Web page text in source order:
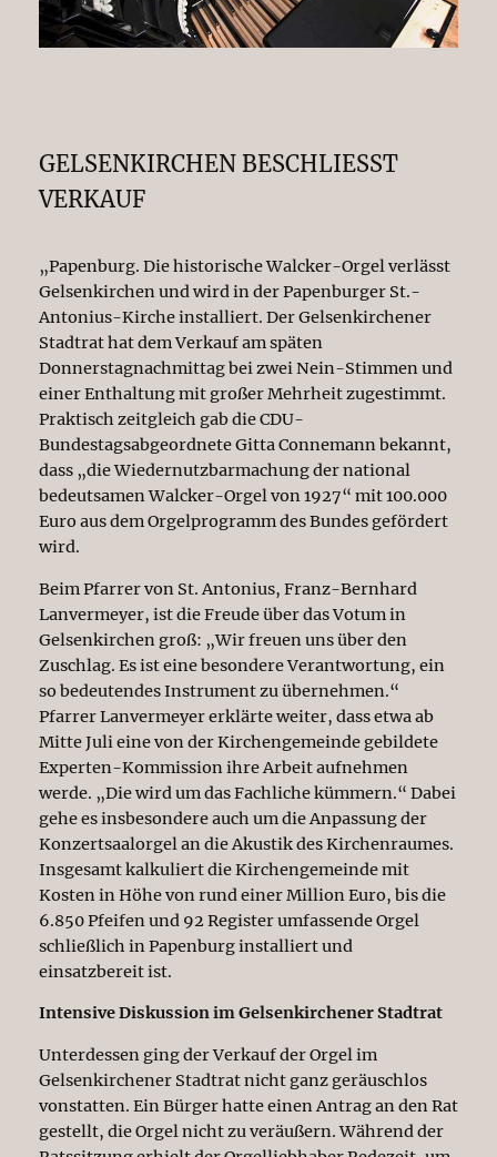
GELSENKIRCHEN BESCHLIESST V
ERKAUF
„Papenburg. Die historische Walcker-Orgel verlässt
Gelsenkirchen und wird in der Papenburger St.-
Antonius-Kirche installiert. Der Gelsenkirchener
Stadtrat hat dem Verkauf am späten
Donnerstagnachmittag bei zwei Nein-Stimmen und
einer Enthaltung mit großer Mehrheit zugestimmt.
Praktisch zeitgleich gab die CDU-
Bundestagsabgeordnete Gitta Connemann bekannt,
dass „die Wiedernutzbarmachung der national
bedeutsamen Walcker-Orgel von 1927“ mit 100.000
Euro aus dem Orgelprogramm des Bundes gefördert
wird.
Beim Pfarrer von St. Antonius, Franz-Bernhard
Lanvermeyer, ist die Freude über das Votum in
Gelsenkirchen groß: „Wir freuen uns über den
Zuschlag. Es ist eine besondere Verantwortung, ein
so bedeutendes Instrument zu übernehmen.“
Pfarrer Lanvermeyer erklärte weiter, dass etwa ab
Mitte Juli eine von der Kirchengemeinde gebildete
Experten-Kommission ihre Arbeit aufnehmen
werde. „Die wird um das Fachliche kümmern.“ Dabei
gehe es insbesondere auch um die Anpassung der
Konzertsaalorgel an die Akustik des Kirchenraumes.
Insgesamt kalkuliert die Kirchengemeinde mit
Kosten in Höhe von rund einer Million Euro, bis die
6.850 Pfeifen und 92 Register umfassende Orgel
schließlich in Papenburg installiert und
einsatzbereit ist.
Intensive Diskussion im Gelsenkirchener Stadtrat
Unterdessen ging der Verkauf der Orgel im
Gelsenkirchener Stadtrat nicht ganz geräuschlos
vonstatten. Ein Bürger hatte einen Antrag an den Rat
gestellt, die Orgel nicht zu veräußern. Während der